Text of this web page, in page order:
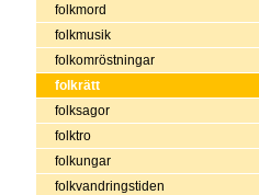
folkmord
folkmusik
folkomröstningar
folkrätt
folksagor
folktro
folkungar
folkvandringstiden